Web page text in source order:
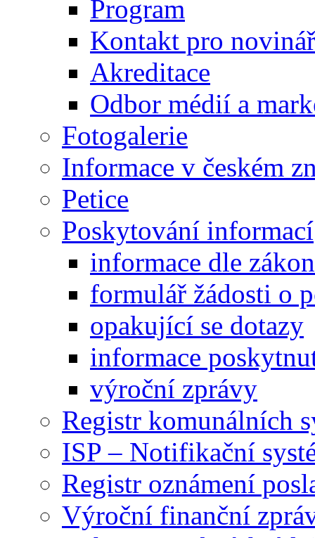
Program
Kontakt pro
Akreditace
Odbor médií a
Fotogalerie
Informace v českém
Petice
Poskytování informací
informace dle
formulář žádosti o
opakující se dotazy
informace
výroční zprávy
Registr komunálních
ISP – Notifikační
Registr oznámení
Výroční finanční